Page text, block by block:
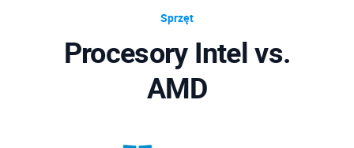
Sprzęt
Procesory Intel vs.
AMD